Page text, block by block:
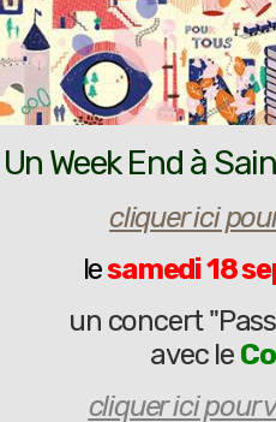
Un Week End à
cliquer ici
lesamedi 18
un concert
avec le
cliquer ici pour